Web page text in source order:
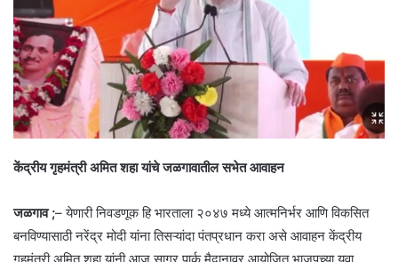
केंद्रीय गृहमंत्री अमित शहा यांचे जळगावातील सभेत आवाहन
जळगाव ;– येणारी निवडणूक हि भारताला २०४७ मध्ये आत्मनिर्भर आणि विकसित
बनविण्यासाठी नरेंद्र मोदी यांना तिसऱ्यांदा पंतप्रधान करा असे आवाहन केंद्रीय